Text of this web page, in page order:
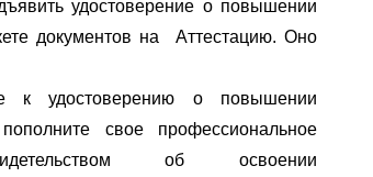
удостоверение о повышении
документов на  Аттестацию. Оно
к удостоверению о повышении